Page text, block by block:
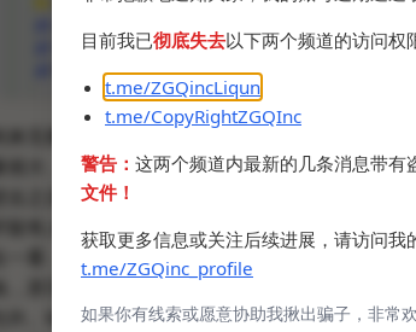
闲来无事查阅了一下网站的referers，发现过去2
量很大，直接冲榜到了第一（可查询referer），
进去之后没看到我的网站，仔细一看发现有个付费
怀疑有人售卖我的项目，说难听点就是倒卖，我花
去一看，果然。我在这边声明一下哈，我不喜欢我
钱，其它项目的作者我不知道也不关心他们怎么想
允许。站长还抱怨有人低价贩卖他的卡密，那你
目前我已彻底失去以下两个频道的访问权
t.me/ZGQincLiqun
t.me/CopyRightZGQInc
警告： 这两个频道内最新的几条消息带有
文件！
获取更多信息或关注后续进展，请访问我
t.me/ZGQinc_profile
如果你有线索或愿意协助我揪出骗子，非常